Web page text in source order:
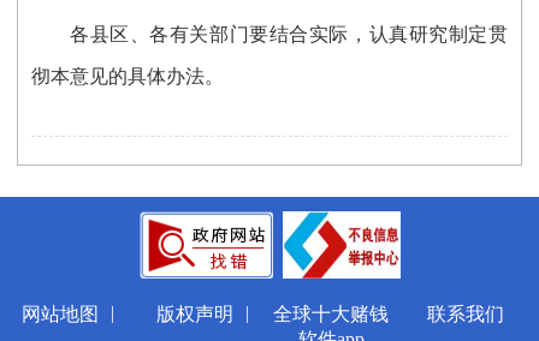
各县区、各有关部门要结合实际，认真研究制定贯
彻本意见的具体办法。
网站地图 | 版权声明 |
全球十大赌钱
联系我们